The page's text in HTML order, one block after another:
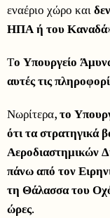
εναέριο χώρο και
ΗΠΑ ή του Καναδά
Το Υπουργείο
αυτές τις
Νωρίτερα,το
ότι τα στρατηγικά
Αεροδιαστημικών
πάνω από τον
τη Θάλασσα του
ώρες.